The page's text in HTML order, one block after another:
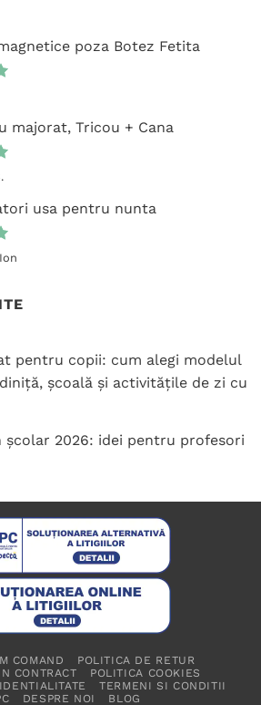
poza Botez Fetita
majorat, Tricou + Cana
usa pentru nunta
pentru copii: cum alegi modelul
școală și activitățile de zi cu
școlar 2026: idei pentru profesori
COMAND
POLITICA DE RETUR
CONTRACT
POLITICA COOKIES
TERMENI SI CONDITII
DESPRE NOI BLOG